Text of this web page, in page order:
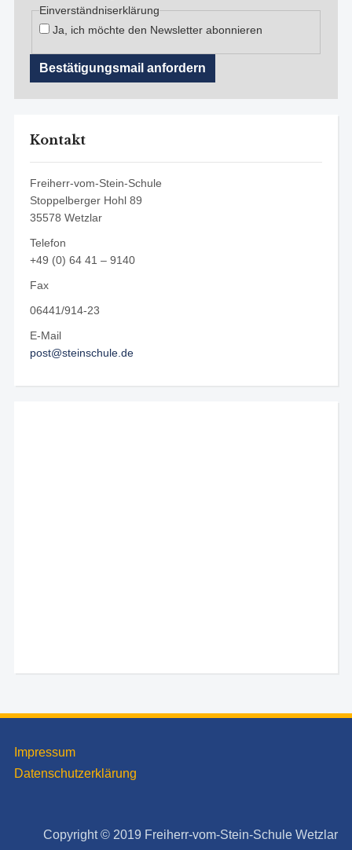
Einverständniserklärung
Ja, ich möchte den Newsletter abonnieren
Kontakt
Freiherr-vom-Stein-Schule
Stoppelberger Hohl 89
35578 Wetzlar
Telefon
+49 (0) 64 41 – 9140
Fax
06441/914-23
E-Mail
post@steinschule.de
Impressum
Datenschutzerklärung
Copyright © 2019 Freiherr-vom-Stein-Schule Wetzlar